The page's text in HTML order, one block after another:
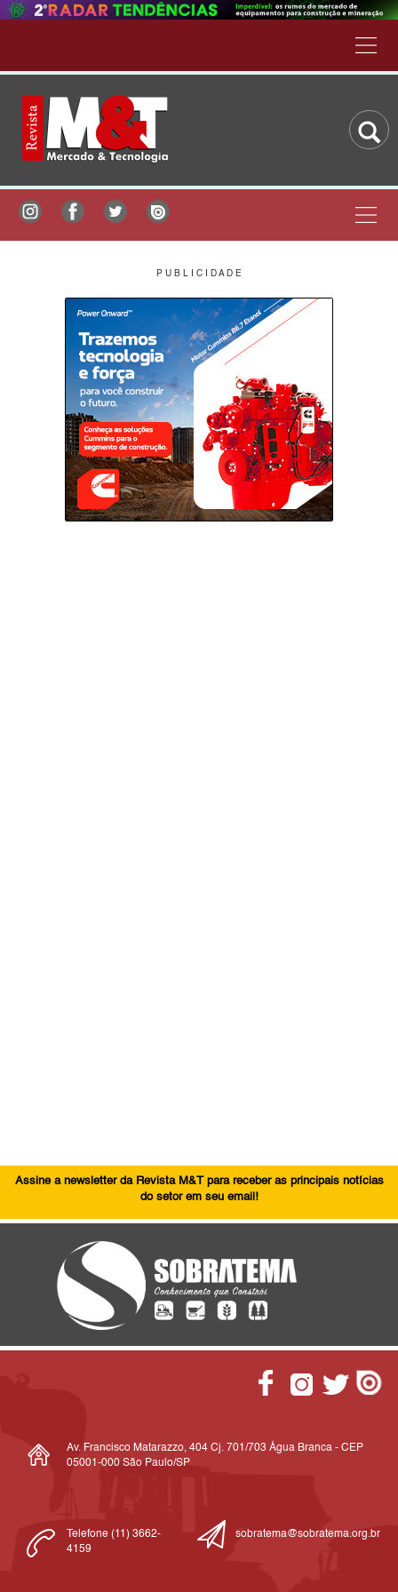
P U B L I C I D A D E
Assine a newsletter da Revista M&T para receber as principais notícias
do setor em seu email!
Av. Francisco Matarazzo, 404 Cj. 701/703 Água Branca - CEP
05001-000 São Paulo/SP
Telefone (11) 3662-
4159
sobratema@sobratema.org.br